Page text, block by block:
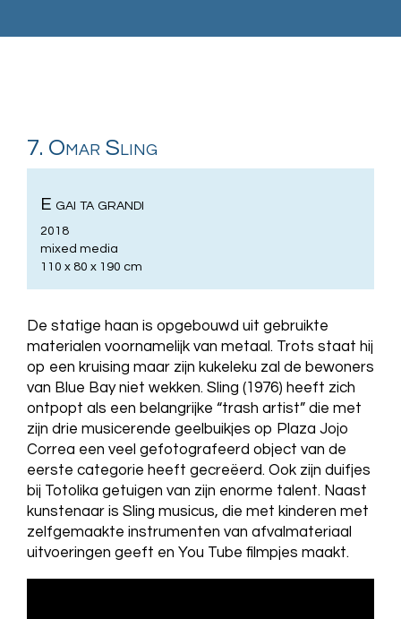
7. Omar Sling
E gai ta grandi
2018
mixed media
110 x 80 x 190 cm
De statige haan is opgebouwd uit gebruikte
materialen voornamelijk van metaal. Trots staat hij
op een kruising maar zijn kukeleku zal de bewoners
van Blue Bay niet wekken. Sling (1976) heeft zich
ontpopt als een belangrijke “trash artist” die met
zijn drie musicerende geelbuikjes op Plaza Jojo
Correa een veel gefotografeerd object van de
eerste categorie heeft gecreëerd. Ook zijn duifjes
bij Totolika getuigen van zijn enorme talent. Naast
kunstenaar is Sling musicus, die met kinderen met
zelfgemaakte instrumenten van afvalmateriaal
uitvoeringen geeft en You Tube filmpjes maakt.